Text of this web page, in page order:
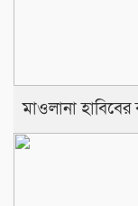
মাওলানা হাবিবের